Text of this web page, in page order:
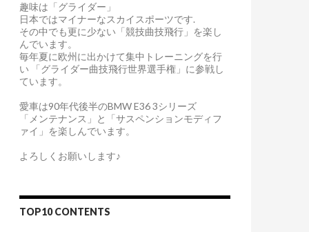
趣味は「グライダー」
日本ではマイナーなスカイスポーツです.
その中でも更に少ない「競技曲技飛行」を楽し
んでいます。
毎年夏に欧州に出かけて集中トレーニングを行
い 「グライダー曲技飛行世界選手権」に参戦し
ています。
愛車は90年代後半のBMW E36 3シリーズ
「メンテナンス」と「サスペンションモディフ
ァイ」を楽しんでいます。
よろしくお願いします♪
TOP10 CONTENTS